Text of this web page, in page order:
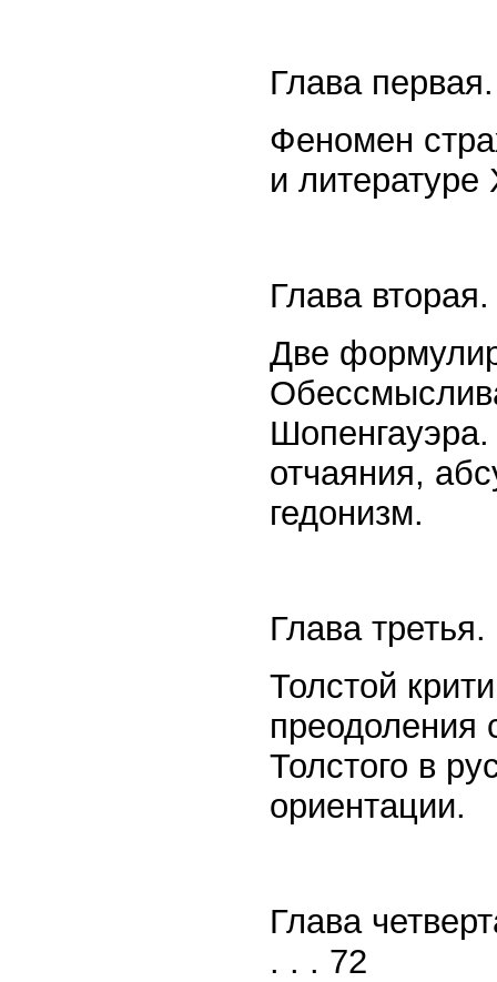
Глава
Феномен
и
Глава
Две
отчаяния,
гедонизм.
Глава
Толстой
преодоления
Толстого в
ориентации.
Глава
. . . 72